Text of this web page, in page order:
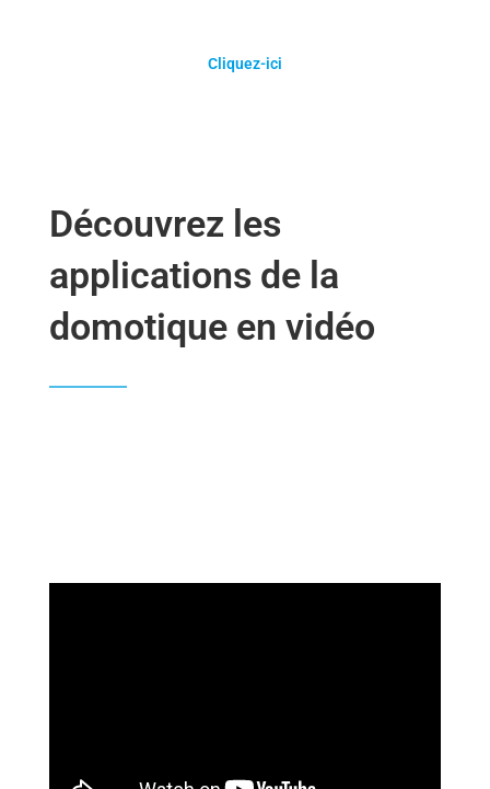
Cliquez-ici
Découvrez les
applications de la
domotique en vidéo